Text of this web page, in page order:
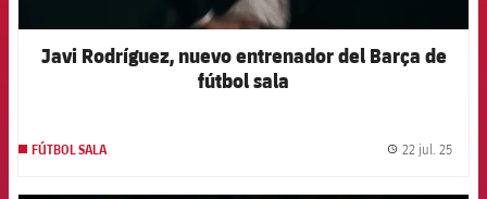
Javi Rodríguez, nuevo entrenador del Barça de
fútbol sala
FÚTBOL SALA 22 jul. 25